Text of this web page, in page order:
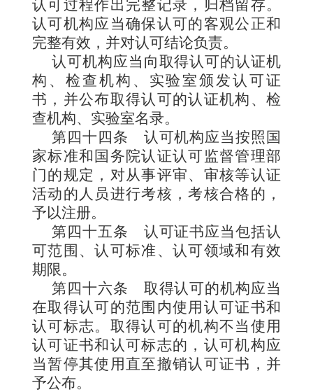
认可过程作出完整记录，归档留存。
认可机构应当确保认可的客观公正和
完整有效，并对认可结论负责。
认可机构应当向取得认可的认证机
构、检查机构、实验室颁发认可证
书，并公布取得认可的认证机构、检
查机构、实验室名录。
第四十四条 认可机构应当按照国
家标准和国务院认证认可监督管理部
门的规定，对从事评审、审核等认证
活动的人员进行考核，考核合格的，
予以注册。
第四十五条 认可证书应当包括认
可范围、认可标准、认可领域和有效
期限。
第四十六条 取得认可的机构应当
在取得认可的范围内使用认可证书和
认可标志。取得认可的机构不当使用
认可证书和认可标志的，认可机构应
当暂停其使用直至撤销认可证书，并
予公布。